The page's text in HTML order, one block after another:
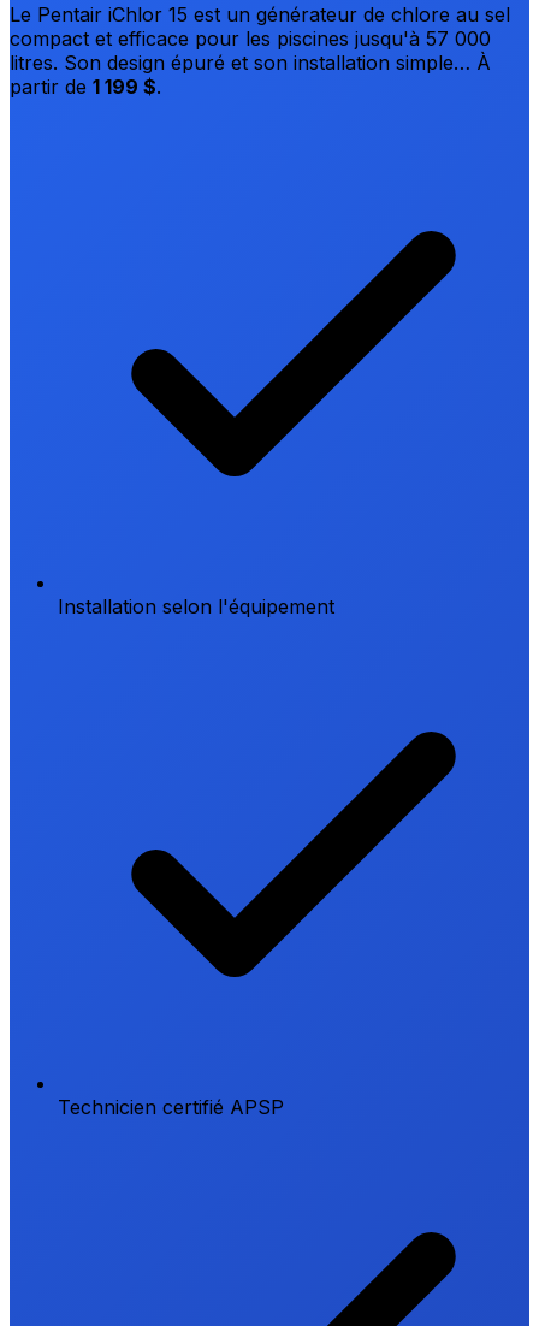
Le Pentair iChlor 15 est un générateur de chlore au sel
compact et efficace pour les piscines jusqu'à 57 000
litres. Son design épuré et son installation simple… À
partir de 1 199 $.
Installation selon l'équipement
Technicien certifié APSP